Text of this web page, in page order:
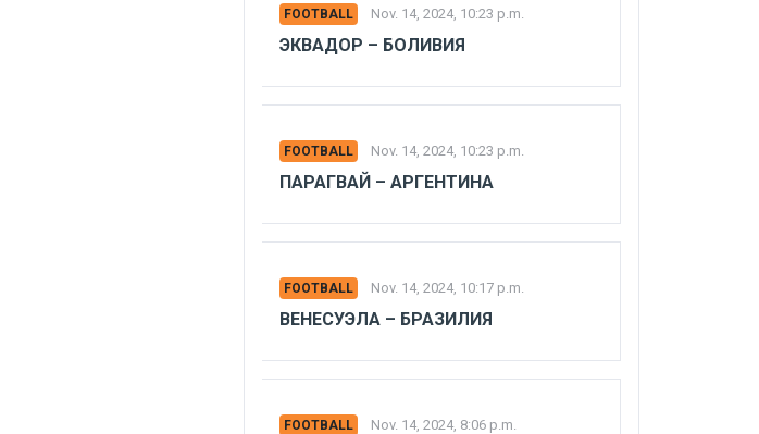
FOOTBALL Nov. 14, 2024, 10:23 p.m.
ЭКВАДОР – БОЛИВИЯ
FOOTBALL Nov. 14, 2024, 10:23 p.m.
ПАРАГВАЙ – АРГЕНТИНА
FOOTBALL Nov. 14, 2024, 10:17 p.m.
ВЕНЕСУЭЛА – БРАЗИЛИЯ
FOOTBALL Nov. 14, 2024, 8:06 p.m.